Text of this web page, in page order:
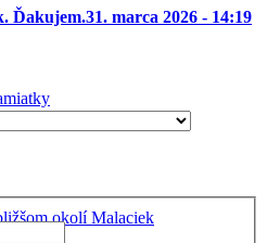
okolí Malaciek
Ďakujem.31. marca 2026 - 14:19